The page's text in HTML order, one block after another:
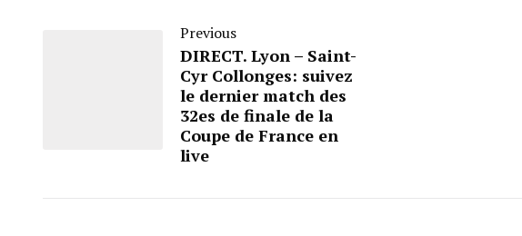
Previous
DIRECT. Lyon – Saint-
Cyr Collonges: suivez
le dernier match des
32es de finale de la
Coupe de France en
live